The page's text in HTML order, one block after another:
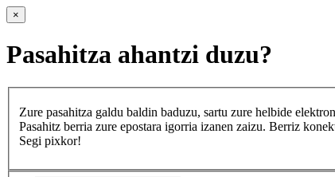
×
Pasahitza ahantzi duzu?
Zure pasahitza galdu baldin baduzu, sartu zure helbide
Pasahitz berria zure epostara igorria izanen zaizu. Berriz
Segi pixkor!